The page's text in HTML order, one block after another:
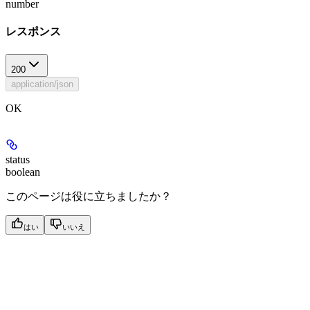
number
レスポンス
200
application/json
OK
status
boolean
このページは役に立ちましたか？
はい いいえ